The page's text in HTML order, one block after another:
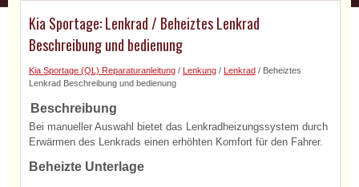
Kia Sportage: Lenkrad / Beheiztes Lenkrad
Beschreibung und bedienung
Kia Sportage (QL) Reparaturanleitung / Lenkung / Lenkrad / Beheiztes
Lenkrad Beschreibung und bedienung
Beschreibung
Bei manueller Auswahl bietet das Lenkradheizungssystem durch
Erwärmen des Lenkrads einen erhöhten Komfort für den Fahrer.
Beheizte Unterlage